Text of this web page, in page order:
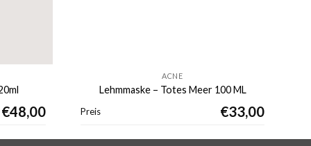
€48,00
ACNE
Lehmmaske – Totes Meer 100 ML
Preis €33,00